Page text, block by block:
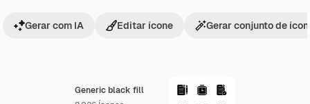
Generic black fill
Gerar com IA Editar ícone Gerar conjunto de